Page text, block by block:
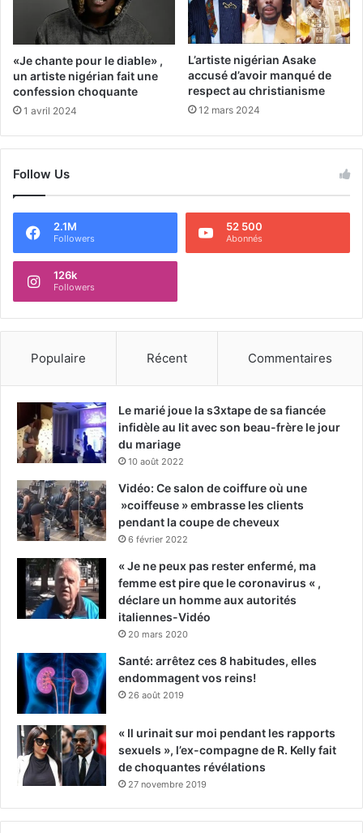
«Je chante pour le diable» ,
un artiste nigérian fait une
confession choquante
1 avril 2024
L’artiste nigérian Asake
accusé d’avoir manqué de
respect au christianisme
12 mars 2024
Follow Us
2.1M
Followers
52 500
Abonnés
126k
Followers
Populaire Récent Commentaires
Le marié joue la s3xtape de sa fiancée
infidèle au lit avec son beau-frère le jour
du mariage
10 août 2022
Vidéo: Ce salon de coiffure où une
»coiffeuse » embrasse les clients
pendant la coupe de cheveux
6 février 2022
« Je ne peux pas rester enfermé, ma
femme est pire que le coronavirus « ,
déclare un homme aux autorités
italiennes-Vidéo
20 mars 2020
Santé: arrêtez ces 8 habitudes, elles
endommagent vos reins!
26 août 2019
« Il urinait sur moi pendant les rapports
sexuels », l’ex-compagne de R. Kelly fait
de choquantes révélations
27 novembre 2019